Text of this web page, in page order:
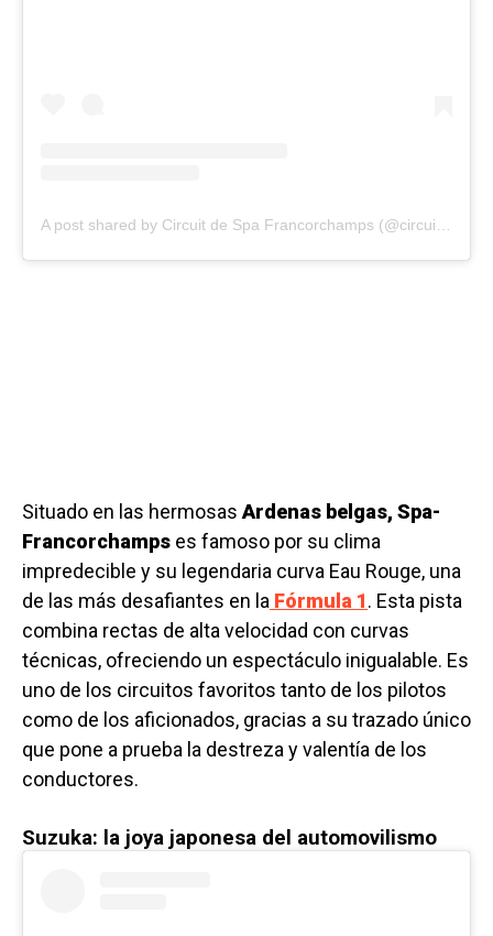
Situado en las hermosas Ardenas belgas, Spa-
Francorchamps es famoso por su clima
impredecible y su legendaria curva Eau Rouge, una
de las más desafiantes en la Fórmula 1. Esta pista
combina rectas de alta velocidad con curvas
técnicas, ofreciendo un espectáculo inigualable. Es
uno de los circuitos favoritos tanto de los pilotos
como de los aficionados, gracias a su trazado único
que pone a prueba la destreza y valentía de los
conductores.
Suzuka: la joya japonesa del automovilismo